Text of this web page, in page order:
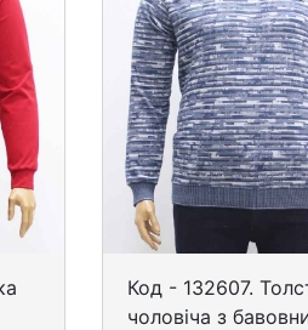
Код - 132607.
чоловіча з